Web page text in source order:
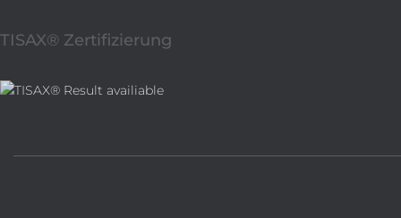
TISAX® Zertifizierung